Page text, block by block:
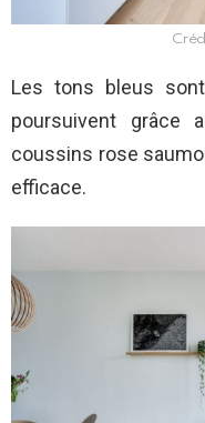
Les tons bleus
poursuivent grâce
coussins rose
efficace.